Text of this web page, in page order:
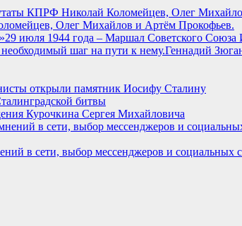
Олег Михайлов и Артём Прокофьев.
29 июля 1944 года – Маршал Советского
Геннадий
открыли памятник Иосифу Сталину
битвы
Курочкина Сергея Михайловича
в сети, выбор мессенджеров и социальных